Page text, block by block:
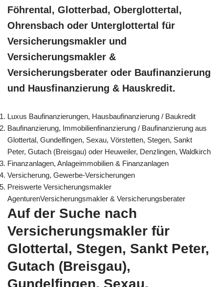
Föhrental, Glotterbad, Oberglottertal,
Ohrensbach oder Unterglottertal für
Versicherungsmakler und
Versicherungsmakler &
Versicherungsberater oder Baufinanzierung
und Hausfinanzierung & Hauskredit.
Luxus Baufinanzierungen, Hausbaufinanzierung / Baukredit
Baufinanzierung, Immobilienfinanzierung / Baufinanzierung aus
Glottertal, Gundelfingen, Sexau, Vörstetten, Stegen, Sankt
Peter, Gutach (Breisgau) oder Heuweiler, Denzlingen, Waldkirch
Finanzanlagen, Anlageimmobilien & Finanzanlagen
Versicherung, Gewerbe-Versicherungen
Preiswerte Versicherungsmakler
AgenturenVersicherungsmakler & Versicherungsberater
Auf der Suche nach
Versicherungsmakler für
Glottertal, Stegen, Sankt Peter,
Gutach (Breisgau),
Gundelfingen, Sexau,